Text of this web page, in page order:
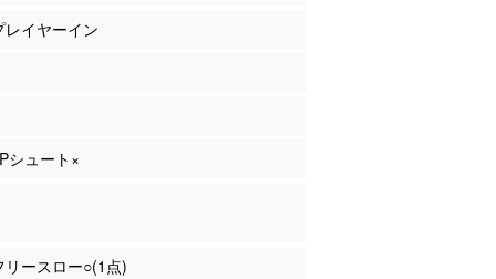
イヤーイン
シュート×
ースロー○(1点)